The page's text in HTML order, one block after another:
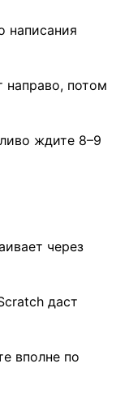
написания
направо, потом
ждите 8–9
через
даст
вполне по